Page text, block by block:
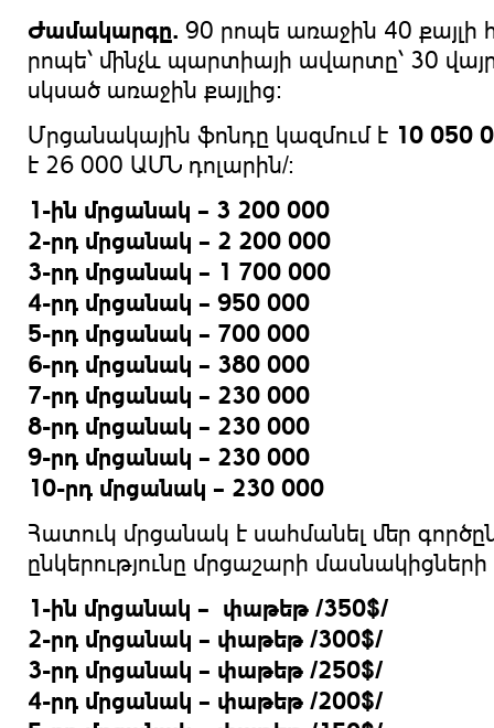
Ժամակարգը. 90 րոպե առաջին 40 քայլի
րոպե՝ մինչև պարտիայի ավարտը՝ 30
սկսած առաջին քայլից:
Մրցանակային ֆոնդը կազմում է 10 050
է 26 000 ԱՄՆ դոլարին/:
1-ին մրցանակ – 3 200 000
2-րդ մրցանակ – 2 200 000
3-րդ մրցանակ – 1 700 000
4-րդ մրցանակ – 950 000
5-րդ մրցանակ – 700 000
6-րդ մրցանակ – 380 000
7-րդ մրցանակ – 230 000
8-րդ մրցանակ – 230 000
9-րդ մրցանակ – 230 000
10-րդ մրցանակ – 230 000
Հատուկ մրցանակ է սահմանել մեր
ընկերությունը մրցաշարի
1-ին մրցանակ – փաթեթ /350$/
2-րդ մրցանակ – փաթեթ /300$/
3-րդ մրցանակ – փաթեթ /250$/
4-րդ մրցանակ – փաթեթ /200$/